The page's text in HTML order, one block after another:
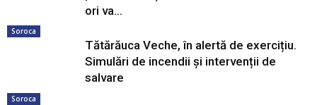
ori va...
Soroca
Tătărăuca Veche, în alertă de exercițiu.
Simulări de incendii și intervenții de
salvare
Soroca